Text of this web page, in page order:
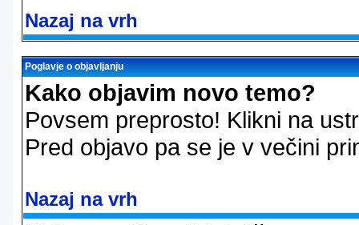
Nazaj na vrh
Poglavje o objavljanju
Kako objavim novo temo?
Povsem preprosto! Klikni na
Pred objavo pa se je v večini
Nazaj na vrh